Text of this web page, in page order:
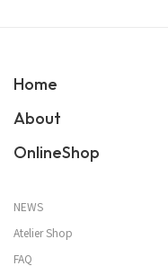
Home
About
OnlineShop
NEWS
Atelier Shop
FAQ